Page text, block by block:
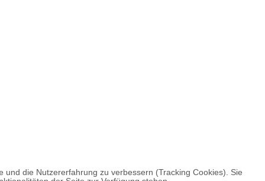
die Nutzererfahrung zu verbessern (Tracking Cookies). Sie